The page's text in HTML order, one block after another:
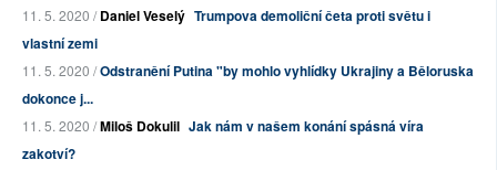
11. 5. 2020 /Daniel Veselý Trumpova demoliční četa proti světu i
vlastní zemi
11. 5. 2020 /Odstranění Putina "by mohlo vyhlídky Ukrajiny a Běloruska
dokonce j...
11. 5. 2020 /Miloš Dokulil Jak nám v našem konání spásná víra
zakotví?